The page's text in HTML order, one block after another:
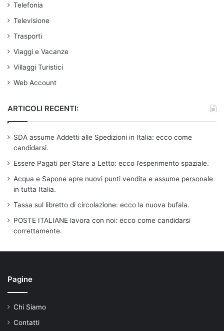
Telefonia
Televisione
Trasporti
Viaggi e Vacanze
Villaggi Turistici
Web Account
ARTICOLI RECENTI:
SDA assume Addetti alle Spedizioni in Italia: ecco come
candidarsi.
Essere Pagati per Stare a Letto: ecco l’esperimento spaziale.
Acqua e Sapone apre nuovi punti vendita e assume personale
in tutta Italia.
Tassa sul libretto di circolazione: ecco la nuova bufala.
POSTE ITALIANE lavora con noi: ecco come candidarsi
correttamente.
Pagine
Chi Siamo
Contatti